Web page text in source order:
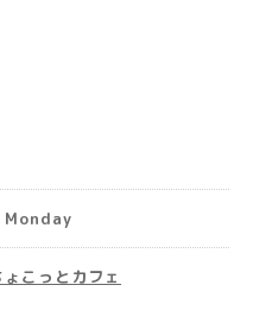
こっとカフェ